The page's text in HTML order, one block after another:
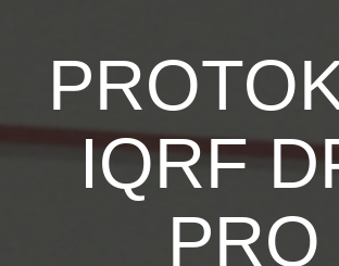
IQRF
PRO